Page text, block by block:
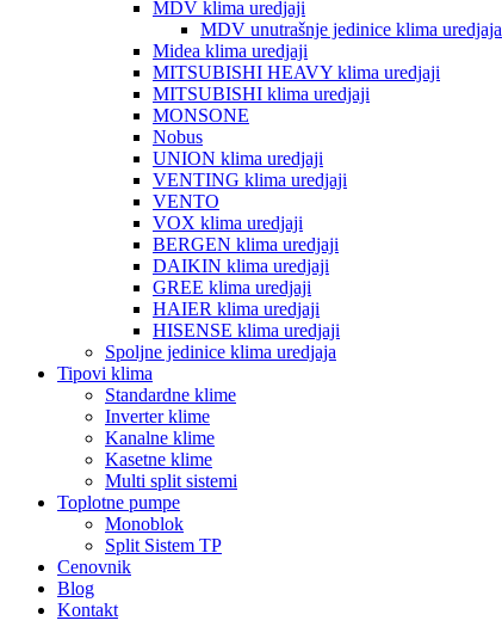
MDV klima uredjaji
MDV unutrašnje jedinice klima uredjaja
Midea klima uredjaji
MITSUBISHI HEAVY klima uredjaji
MITSUBISHI klima uredjaji
MONSONE
Nobus
UNION klima uredjaji
VENTING klima uredjaji
VENTO
VOX klima uredjaji
BERGEN klima uredjaji
DAIKIN klima uredjaji
GREE klima uredjaji
HAIER klima uredjaji
HISENSE klima uredjaji
Spoljne jedinice klima uredjaja
Tipovi klima
Standardne klime
Inverter klime
Kanalne klime
Kasetne klime
Multi split sistemi
Toplotne pumpe
Monoblok
Split Sistem TP
Cenovnik
Blog
Kontakt